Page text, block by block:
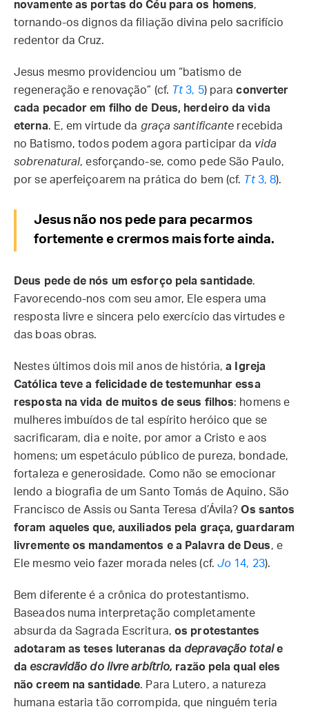
novamente as portas do Céu para os homens,
tornando-os dignos da filiação divina pelo sacrifício
redentor da Cruz.
Jesus mesmo providenciou um “batismo de
regeneração e renovação” (cf. Tt3, 5) paraconverter
cada pecador em filho de Deus, herdeiro da vida
eterna. E, em virtude da graça santificante recebida
no Batismo, todos podem agora participar da vida
sobrenatural, esforçando-se, como pede São Paulo,
por se aperfeiçoarem na prática do bem (cf. Tt3, 8).
Jesus não nos pede para pecarmos
fortemente e crermos mais forte ainda.
Deus pede de nós um esforço pela santidade.
Favorecendo-nos com seu amor, Ele espera uma
resposta livre e sincera pelo exercício das virtudes e
das boas obras.
Nestes últimos dois mil anos de história,a Igreja
Católica teve a felicidade de testemunhar essa
resposta na vida de muitos de seus filhos: homens e
mulheres imbuídos de tal espírito heróico que se
sacrificaram, dia e noite, por amor a Cristo e aos
homens; um espetáculo público de pureza, bondade,
fortaleza e generosidade. Como não se emocionar
lendo a biografia de um Santo Tomás de Aquino, São
Francisco de Assis ou Santa Teresa d’Ávila?Os santos
foram aqueles que, auxiliados pela graça, guardaram
livremente os mandamentos e a Palavra de Deus, e
Ele mesmo veio fazer morada neles (cf. Jo 14, 23).
Bem diferente é a crônica do protestantismo.
Baseados numa interpretação completamente
absurda da Sagrada Escritura,os protestantes
adotaram as teses luteranas da depravação totale
da escravidão do livre arbítrio, razão pela qual eles
não creem na santidade. Para Lutero, a natureza
humana estaria tão corrompida, que ninguém teria